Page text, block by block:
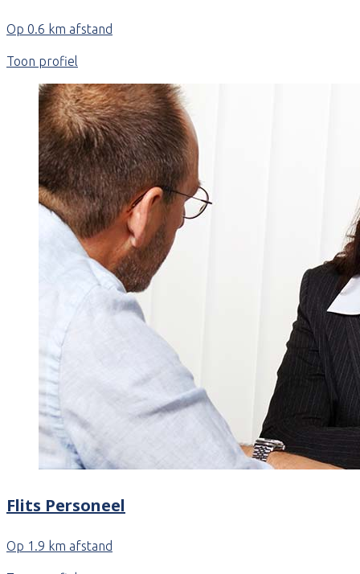
Op 0.6 km afstand
Toon profiel
Flits Personeel
Op 1.9 km afstand